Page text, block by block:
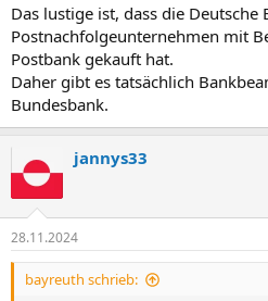
Das lustige ist, dass die Deutsche
Postnachfolgeunternehmen mit
Postbank gekauft hat.
Daher gibt es tatsächlich
Bundesbank.
jannys33
28.11.2024
bayreuth schrieb: